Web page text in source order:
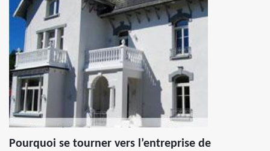
Pourquoi se tourner vers l’entreprise de